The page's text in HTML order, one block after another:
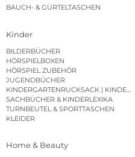
BAUCH- & GÜRTELTASCHEN
Kinder
BILDERBÜCHER
HÖRSPIELBOXEN
HÖRSPIEL ZUBEHÖR
JUGENDBÜCHER
SACHBÜCHER & KINDERLEXIKA
TURNBEUTEL & SPORTTASCHEN
KLEIDER
Home & Beauty